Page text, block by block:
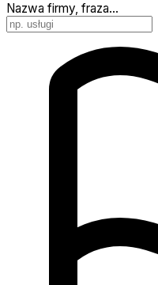
Nazwa firmy, fraza…